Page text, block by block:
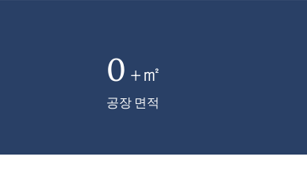
0 +㎡
공장 면적